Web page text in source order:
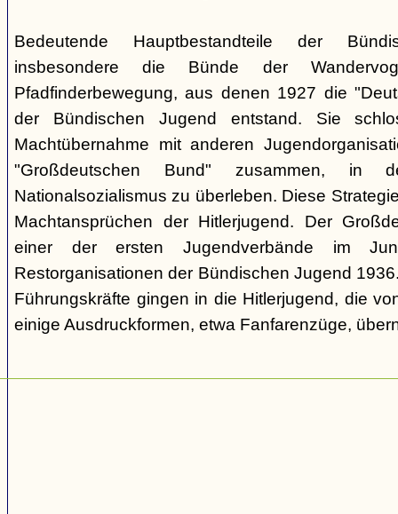
Bedeutende Hauptbestandteile der
insbesondere die Bünde der
Pfadfinderbewegung, aus denen 1927 die
der Bündischen Jugend entstand. Sie
Machtübernahme mit anderen
"Großdeutschen Bund" zusammen,
Nationalsozialismus zu überleben. Diese
Machtansprüchen der Hitlerjugend. Der
einer der ersten Jugendverbände im
Restorganisationen der Bündischen Jugend
Führungskräfte gingen in die Hitlerjugend, die
einige Ausdruckformen, etwa Fanfarenzüge,